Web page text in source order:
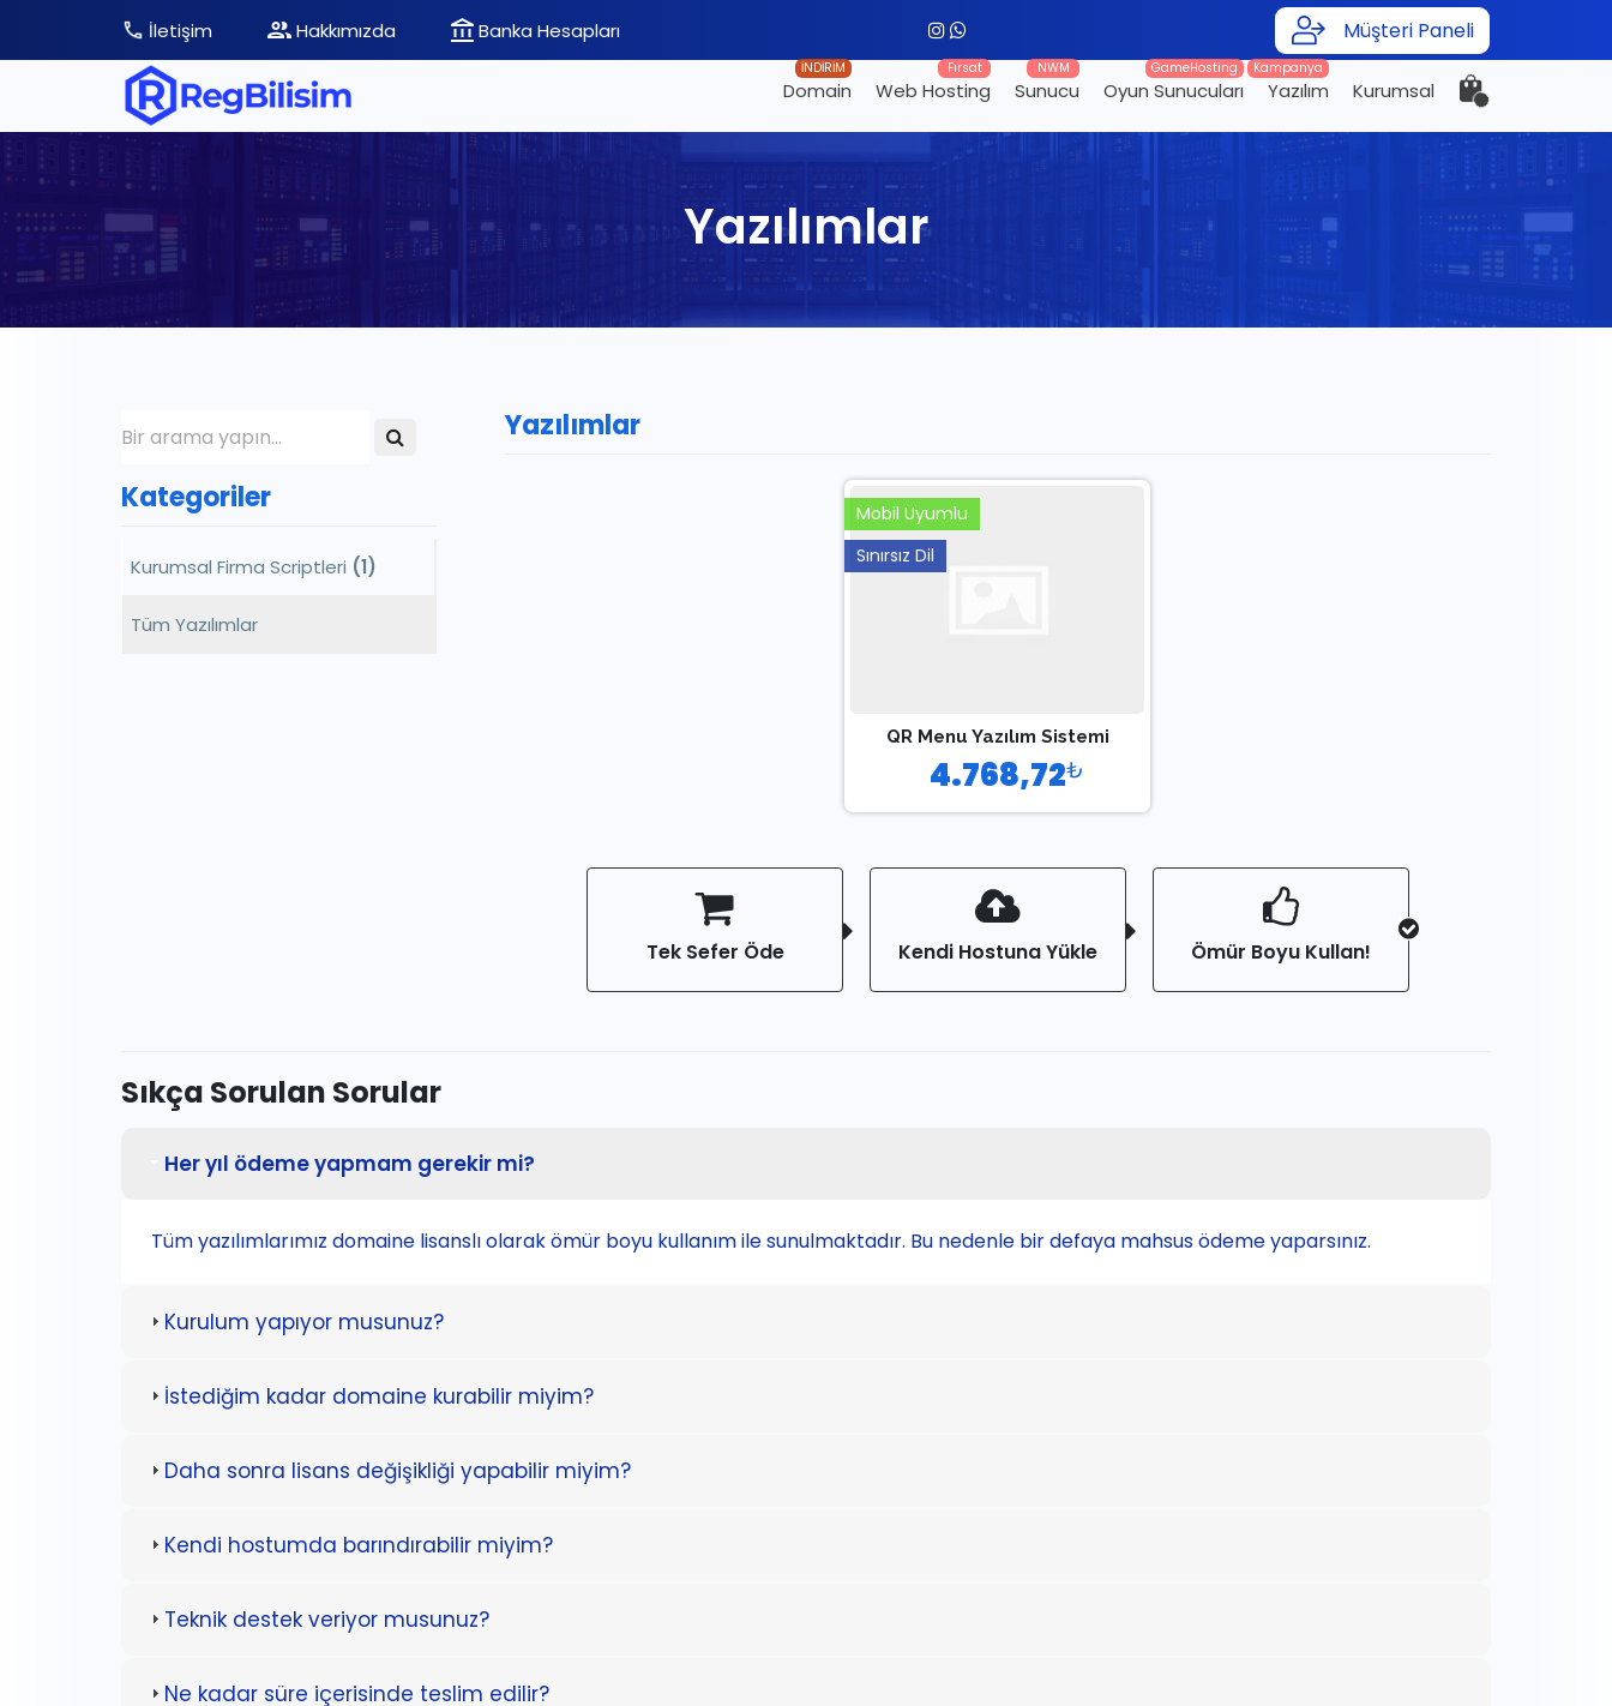
İletişim Hakkımızda Banka Hesapları Müşteri Paneli
İNDİRİM
Domain
Fırsat
Web Hosting
NWM
Sunucu
GameHosting
Oyun Sunucuları
Kampanya
Yazılım Kurumsal
Yazılımlar
Yazılımlar
Mobil Uyumlu
Sınırsız Dil
QR Menu Yazılım Sistemi
₺
4.768,72
Tek Sefer Öde Kendi Hostuna Yükle Ömür Boyu Kullan!
Kategoriler
Kurumsal Firma Scriptleri (1)
Tüm Yazılımlar
Sıkça Sorulan Sorular
Her yıl ödeme yapmam gerekir mi?
Tüm yazılımlarımız domaine lisanslı olarak ömür boyu kullanım ile sunulmaktadır. Bu nedenle bir defaya mahsus ödeme yaparsınız.
Kurulum yapıyor musunuz?
İstediğim kadar domaine kurabilir miyim?
Daha sonra lisans değişikliği yapabilir miyim?
Kendi hostumda barındırabilir miyim?
Teknik destek veriyor musunuz?
Ne kadar süre içerisinde teslim edilir?